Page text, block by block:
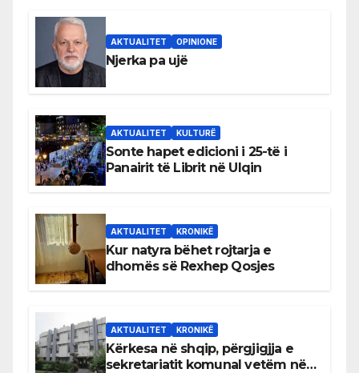
AKTUALITET OPINIONE
Njerka pa ujë
AKTUALITET KULTURË
Sonte hapet edicioni i 25-të i
Panairit të Librit në Ulqin
AKTUALITET KRONIKË
Kur natyra bëhet rojtarja e
dhomës së Rexhep Qosjes
AKTUALITET KRONIKË
Kërkesa në shqip, përgjigjja e
sekretariatit komunal vetëm në